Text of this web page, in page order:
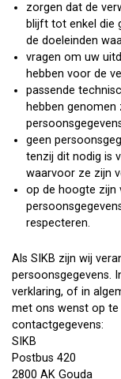
zorgen dat de
blijft tot enkel die
de doeleinden
vragen om uw
hebben voor de
passende
hebben
geen
tenzij dit nodig is
waarvoor ze zijn
op de hoogte zijn
respecteren.
Als SIKB zijn wij
persoonsgegevens.
verklaring, of in
met ons wenst op te
contactgegevens:
SIKB
Postbus 420
2800 AK Gouda